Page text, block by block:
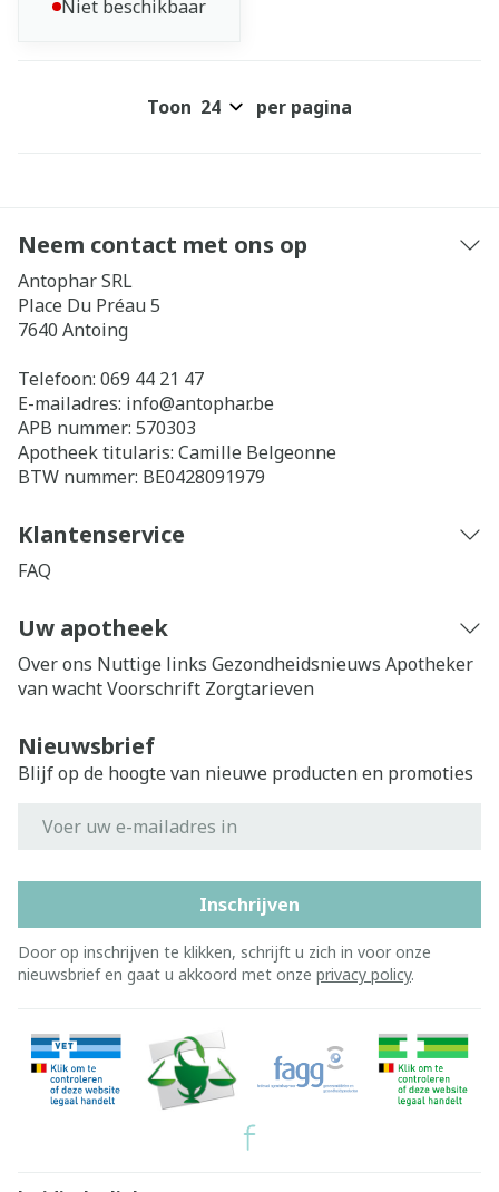
Niet beschikbaar
Toon per pagina
Neem contact met ons op
Antophar SRL
Place Du Préau 5
7640 Antoing
Telefoon: 069 44 21 47
E-mailadres: info@antophar.be
APB nummer: 570303
Apotheek titularis: Camille Belgeonne
BTW nummer: BE0428091979
Klantenservice
FAQ
Uw apotheek
Over ons Nuttige links Gezondheidsnieuws Apotheker
van wachtVoorschrift Zorgtarieven
Nieuwsbrief
Blijf op de hoogte van nieuwe producten en promoties
Inschrijven
Door op inschrijven te klikken, schrijft u zich in voor onze
nieuwsbrief en gaat u akkoord met onze privacy policy.